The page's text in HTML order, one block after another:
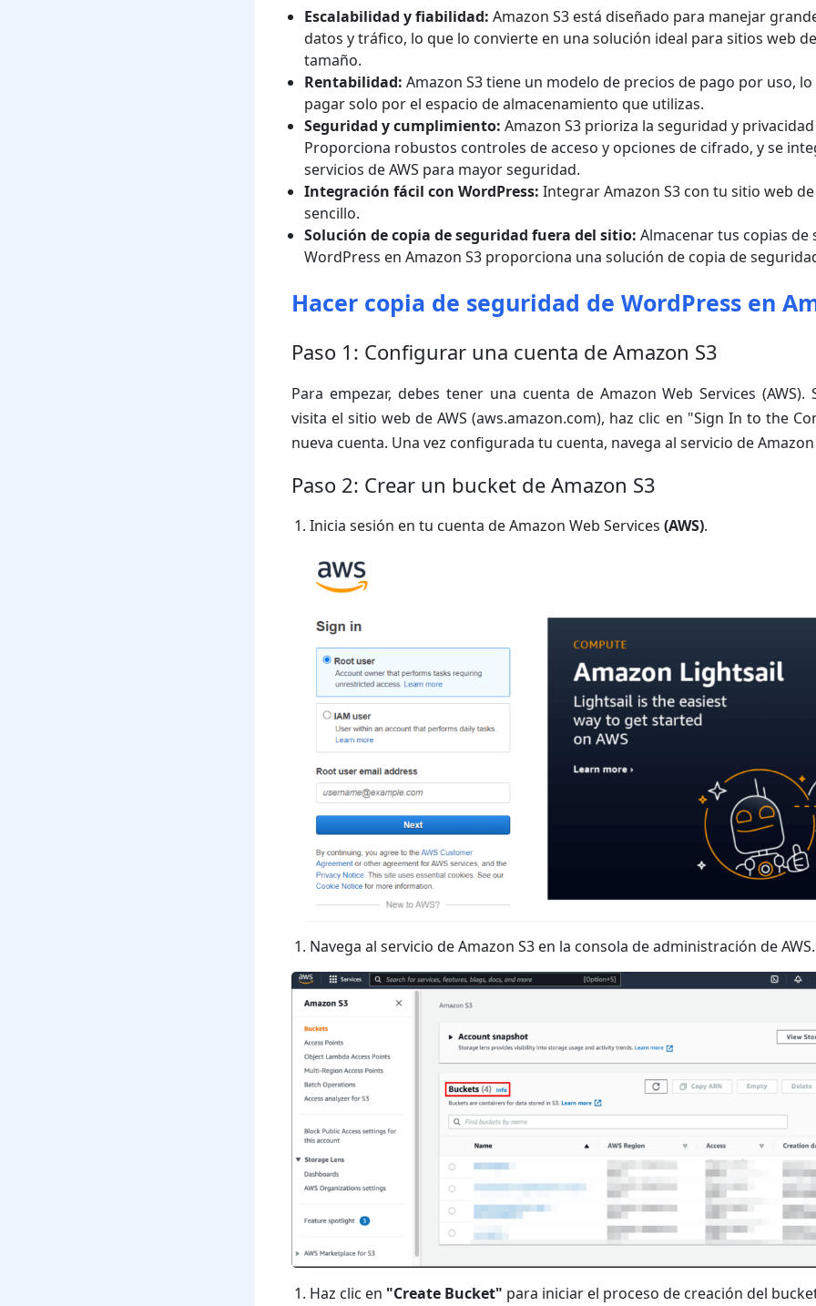
Escalabilidad y fiabilidad: Amazon S3 está diseñado para manejar
datos y tráfico, lo que lo convierte en una solución ideal para sitios web
tamaño.
Rentabilidad: Amazon S3 tiene un modelo de precios de pago por uso,
pagar solo por el espacio de almacenamiento que utilizas.
Seguridad y cumplimiento: Amazon S3 prioriza la seguridad y
Proporciona robustos controles de acceso y opciones de cifrado, y se
servicios de AWS para mayor seguridad.
Integración fácil con WordPress: Integrar Amazon S3 con tu sitio web
sencillo.
Solución de copia de seguridad fuera del sitio: Almacenar tus copias de
WordPress en Amazon S3 proporciona una solución de copia de
Hacer copia de seguridad de WordPress en
Paso 1: Configurar una cuenta de Amazon S3
Para empezar, debes tener una cuenta de Amazon Web Services
visita el sitio web de AWS (aws.amazon.com), haz clic en "Sign In to the
nueva cuenta. Una vez configurada tu cuenta, navega al servicio de Amazon
Paso 2: Crear un bucket de Amazon S3
Inicia sesión en tu cuenta de Amazon Web Services (AWS).
Navega al servicio de Amazon S3 en la consola de administración de AWS.
Haz clic en "Create Bucket" para iniciar el proceso de creación del